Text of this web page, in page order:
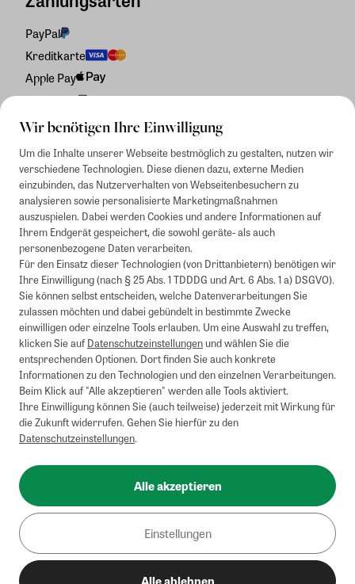
Wir benötigen Ihre Einwilligung
Um die Inhalte unserer Webseite bestmöglich zu gestalten, nutzen wir
verschiedene Technologien. Diese dienen dazu, externe Medien
einzubinden, das Nutzerverhalten von Webseitenbesuchern zu
analysieren sowie personalisierte Marketingmaßnahmen
auszuspielen. Dabei werden Cookies und andere Informationen auf
Ihrem Endgerät gespeichert, die sowohl geräte- als auch
personenbezogene Daten verarbeiten.
Für den Einsatz dieser Technologien (von Drittanbietern) benötigen wir
Ihre Einwilligung (nach § 25 Abs. 1 TDDDG und Art. 6 Abs. 1 a) DSGVO).
Sie können selbst entscheiden, welche Datenverarbeitungen Sie
zulassen möchten und dabei gebündelt in bestimmte Zwecke
einwilligen oder einzelne Tools erlauben. Um eine Auswahl zu treffen,
klicken Sie aufDatenschutzeinstellungenund wählen Sie die
entsprechenden Optionen. Dort finden Sie auch konkrete
Informationen zu den Technologien und den einzelnen Verarbeitungen.
Beim Klick auf "Alle akzeptieren" werden alle Tools aktiviert.
Ihre Einwilligung können Sie (auch teilweise) jederzeit mit Wirkung für
die Zukunft widerrufen. Gehen Sie hierfür zu den
Datenschutzeinstellungen.
Alle akzeptieren
Einstellungen
PayPal
Kreditkarte
Apple Pay
Rechnung